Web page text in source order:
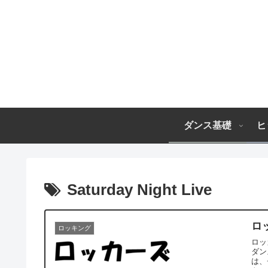
ダンス基礎
Saturday Night Live
ロッキング ロ
ロ
ダン
は、